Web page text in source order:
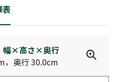
表
幅×高さ×奥行
，奥行 30.0cm